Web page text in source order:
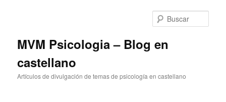
MVM Psicologia – Blog en
castellano
Artículos de divulgación de temas de psicología en castellano